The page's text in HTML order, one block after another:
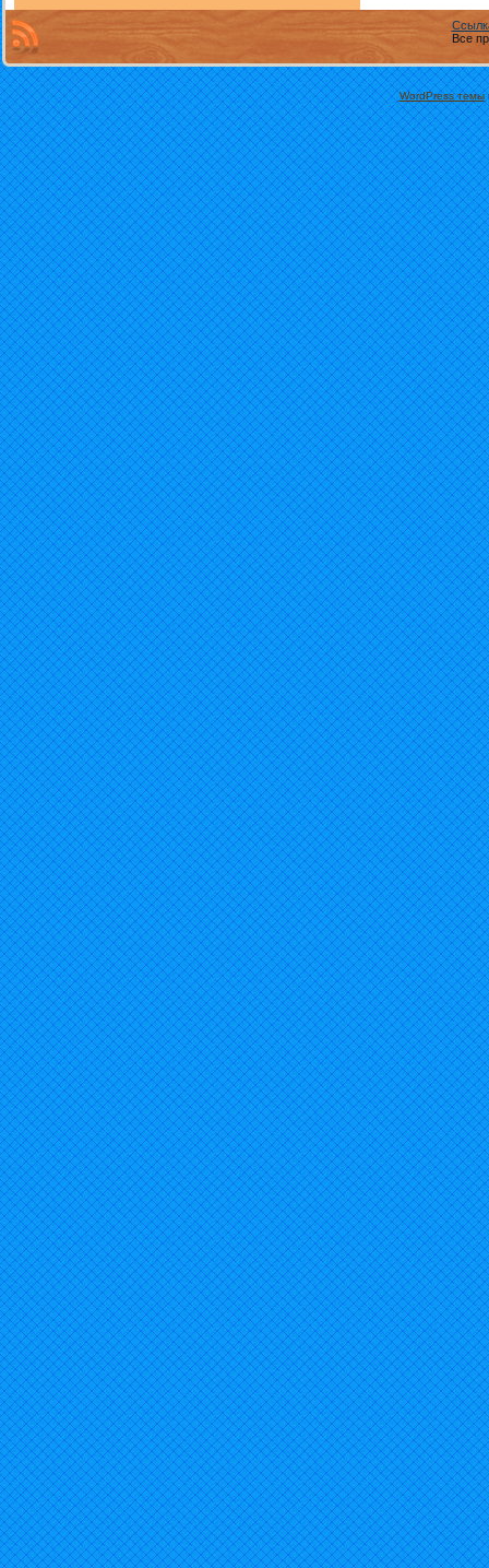
Все
WordPress темы